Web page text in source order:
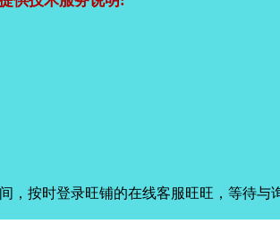
，按时登录旺铺的在线客服旺旺，等待与